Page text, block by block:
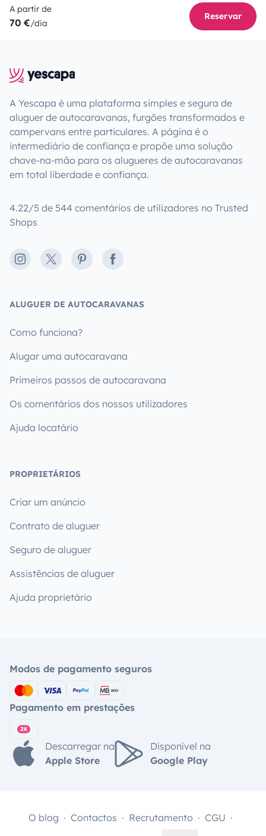
A partir de
70 €/dia
Reservar
A Yescapa é uma plataforma simples e segura de
aluguer de autocaravanas, furgões transformados e
campervans entre particulares. A página é o
intermediário de confiança e propõe uma solução
chave-na-mão para os alugueres de autocaravanas
em total liberdade e confiança.
4.22/5 de 544 comentários de utilizadores no Trusted
Shops
Instagram
X PinterestFacebook
ALUGUER DE AUTOCARAVANAS
Como funciona?
Alugar uma autocaravana
Primeiros passos de autocaravana
Os comentários dos nossos utilizadores
Ajuda locatário
PROPRIETÁRIOS
Criar um anúncio
Contrato de aluguer
Seguro de aluguer
Assistências de aluguer
Ajuda proprietário
Modos de pagamento seguros
Pagamento em prestações
Descarregar na
Apple Store
Disponível na
Google Play
O blog Contactos Recrutamento
CGU